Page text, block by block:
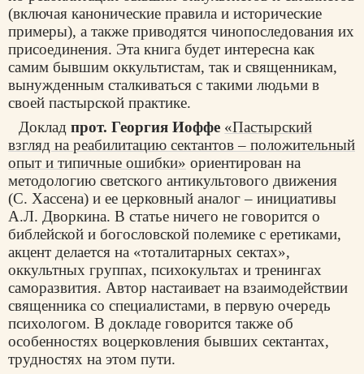
(включая канонические правила и исторические
примеры), а также приводятся чинопоследования их
присоединения. Эта книга будет интересна как
самим бывшим оккультистам, так и священникам,
вынужденным сталкиваться с такими людьми в
своей пастырской практике.
Докладпрот. Георгия Иоффе «Пастырский
взгляд на реабилитацию сектантов – положительный
опыт и типичные ошибки» ориентирован на
методологию светского антикультового движения
(С. Хассена) и ее церковный аналог – инициативы
А.Л. Дворкина. В статье ничего не говорится о
библейской и богословской полемике с еретиками,
акцент делается на «тоталитарных сектах»,
оккультных группах, психокультах и тренингах
саморазвития. Автор настаивает на взаимодействии
священника со специалистами, в первую очередь
психологом. В докладе говорится также об
особенностях воцерковления бывших сектантах,
трудностях на этом пути.